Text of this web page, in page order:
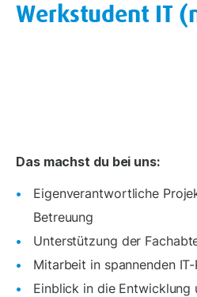
Werkstudent IT
Das machst du bei uns:
Eigenverantwortliche
Betreuung
Unterstützung der
Mitarbeit in spannenden
Einblick in die Entwicklung